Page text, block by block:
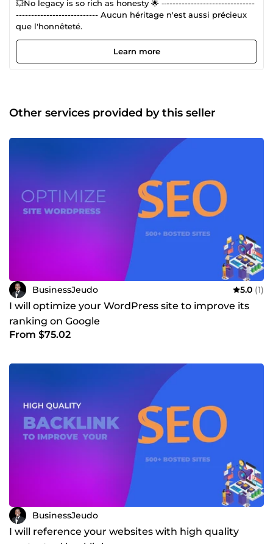
💥No legacy is so rich as honesty 🌟 ‐‐-----------------------------
--------------------------- Aucun héritage n'est aussi précieux
que l'honnêteté.
Learn more
Other services provided by this seller
BusinessJeudo 5.0 (1)
I will optimize your WordPress site to improve its
ranking on Google
From $75.02
BusinessJeudo
I will reference your websites with high quality